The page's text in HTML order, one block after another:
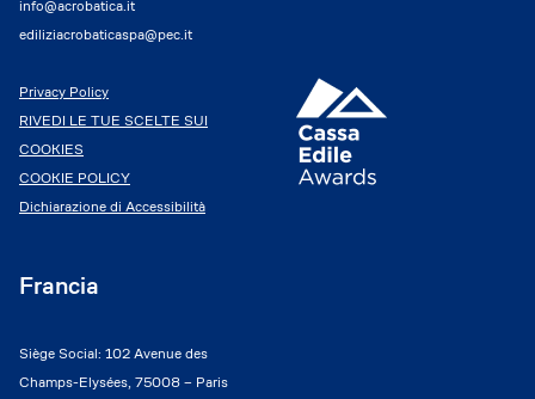
info@acrobatica.it
ediliziacrobaticaspa@pec.it
Privacy Policy
RIVEDI LE TUE SCELTE SUI
COOKIES
COOKIE POLICY
Dichiarazione di Accessibilità
Francia
Siège Social: 102 Avenue des
Champs-Elysées, 75008 – Paris